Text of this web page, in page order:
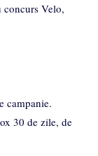
Velo,
campanie.
30 de zile, de